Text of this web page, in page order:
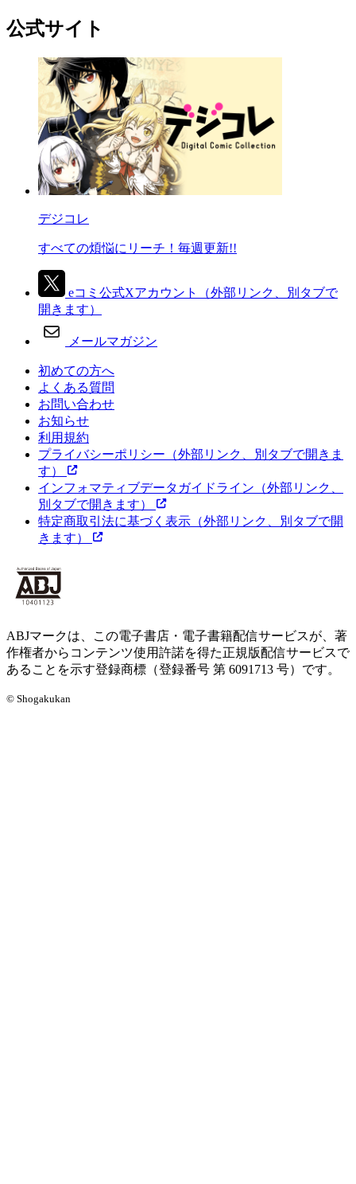
公式サイト
デジコレ
すべての煩悩にリーチ！毎週更新!!
eコミ公式Xアカウント
（外部リンク、別タブで
開きます）
メールマガジン
初めての方へ
よくある質問
お問い合わせ
お知らせ
利用規約
プライバシーポリシー （外部リンク、別タブで開きま
す）
インフォマティブデータガイドライン （外部リンク、
別タブで開きます）
特定商取引法に基づく表示 （外部リンク、別タブで開
きます）
ABJマークは、この電子書店・電子書籍配信サービスが、著
作権者からコンテンツ使用許諾を得た正規版配信サービスで
あることを示す登録商標（登録番号 第 6091713 号）です。
© Shogakukan